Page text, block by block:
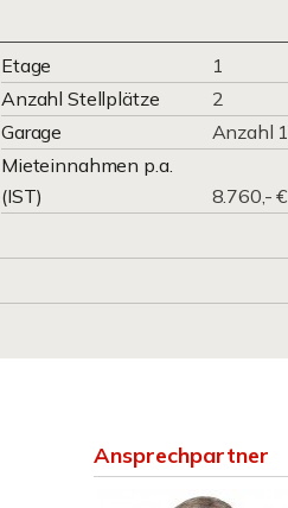
Etage
1
Anzahl Stellplätze
2
Garage Anzahl 1
Mieteinnahmen p.a.
(IST)
8.760,- €
Ansprechpartner